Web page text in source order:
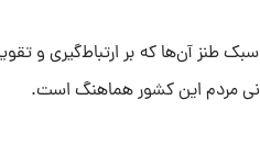
طنز آن‌ها که بر ارتباط‌گیری و
مردم این کشور هماهنگ است.